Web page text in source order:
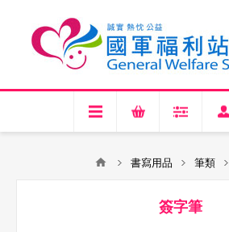
書寫用品 筆類
簽字筆